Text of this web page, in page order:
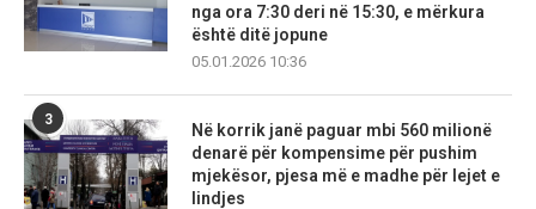
nga ora 7:30 deri në 15:30, e mërkura
është ditë jopune
05.01.2026 10:36
3
Në korrik janë paguar mbi 560 milionë
denarë për kompensime për pushim
mjekësor, pjesa më e madhe për lejet e
lindjes